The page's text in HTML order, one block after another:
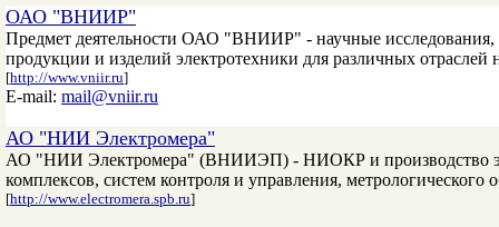
ОАО "ВНИИР"
Предмет деятельности ОАО "ВНИИР" - научные исследования,
продукции и изделий электротехники для различных
[http://www.vniir.ru]
E-mail: mail@vniir.ru
АО "НИИ Электромера"
АО "НИИ Электромера" (ВНИИЭП) - НИОКР и производство
комплексов, систем контроля и управления, метрологического
[http://www.electromera.spb.ru]